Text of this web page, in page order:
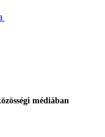
médiában